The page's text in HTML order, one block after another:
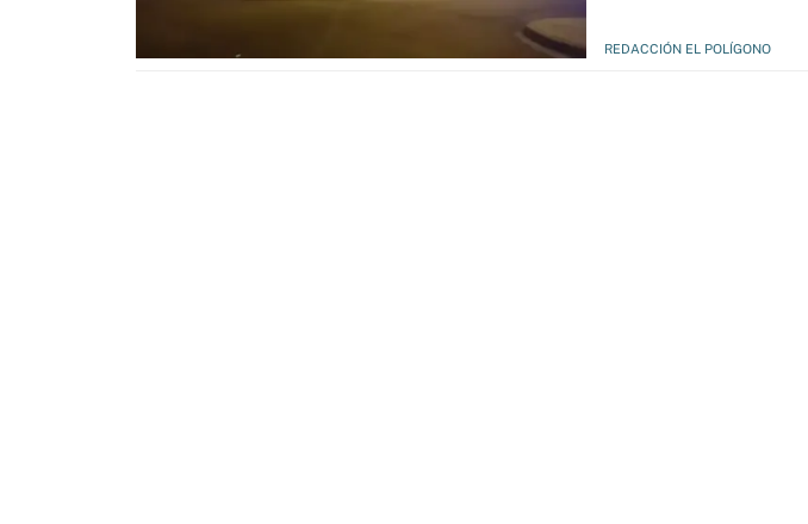
REDACCIÓN EL POLÍGONO